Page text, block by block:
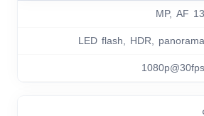
13 MP, AF
LED flash, HDR, panorama
1080p@30fps